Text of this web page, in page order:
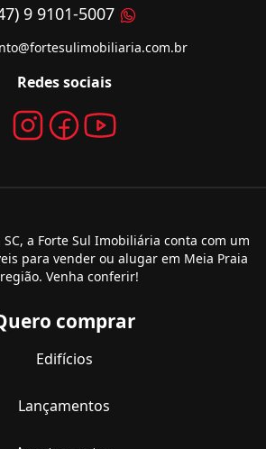
9 9101-5007
Redes sociais
a Forte Sul Imobiliária conta com um
para vender ou alugar em Meia Praia
Venha conferir!
comprar
Edifícios
Lançamentos